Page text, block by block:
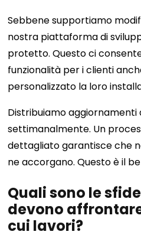
Sebbene supportiamo
nostra piattaforma di
protetto. Questo ci
funzionalità per i clienti
personalizzato la loro
Distribuiamo aggiornamenti
settimanalmente. Un
dettagliato garantisce che
ne accorgano. Questo è il
Quali sono le
devono
cui lavori?